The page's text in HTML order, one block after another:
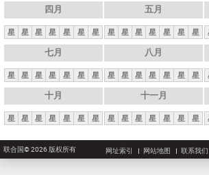
四月
星 星 星 星 星 星 星
五月
星 星 星 星 星 星 星
七月
星 星 星 星 星 星 星
八月
星 星 星 星 星 星 星
十月
星 星 星 星 星 星 星
十一月
星 星 星 星 星 星 星
联合国© 2026 版权所有 网址索引 网站地图 联系我们